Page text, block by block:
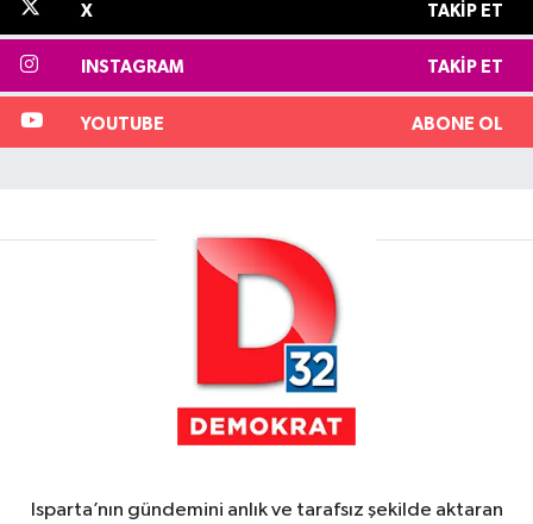
X TAKIP ET
INSTAGRAM TAKIP ET
YOUTUBE ABONE OL
Isparta’nın gündemini anlık ve tarafsız şekilde aktaran